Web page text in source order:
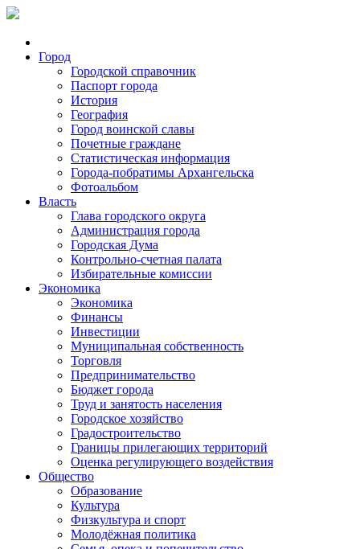
Город
Городской справочник
Паспорт города
История
География
Город воинской славы
Почетные граждане
Статистическая информация
Города-побратимы Архангельска
Фотоальбом
Власть
Глава городского округа
Администрация города
Городская Дума
Контрольно-счетная палата
Избирательные комиссии
Экономика
Экономика
Финансы
Инвестиции
Муниципальная собственность
Торговля
Предпринимательство
Бюджет города
Труд и занятость населения
Городское хозяйство
Градостроительство
Границы прилегающих территорий
Оценка регулирующего воздействия
Общество
Образование
Культура
Физкультура и спорт
Молодёжная политика